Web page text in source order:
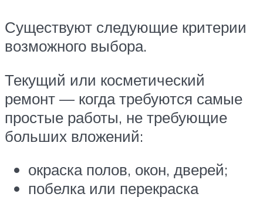
Существуют следующие критерии
возможного выбора.
Текущий или косметический
ремонт — когда требуются самые
простые работы, не требующие
больших вложений:
окраска полов, окон, дверей;
побелка или перекраска